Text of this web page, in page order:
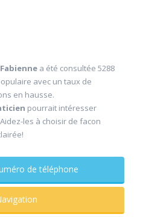
a été consultée 5288
avec un taux de
en hausse.
pourrait intéresser
les à choisir de facon
le numéro de téléphone